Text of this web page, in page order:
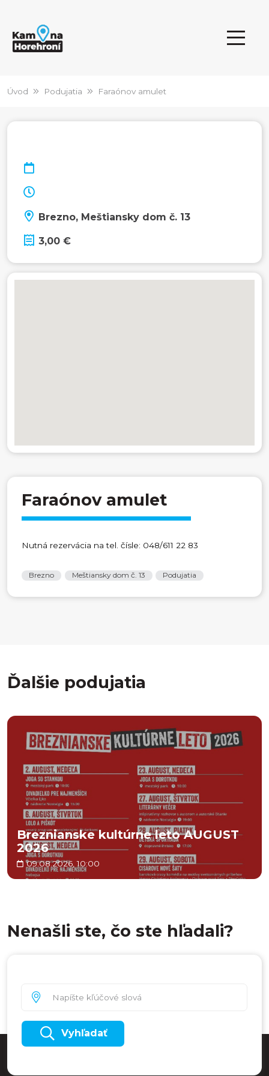
Úvod Podujatia Faraónov amulet
Brezno, Meštiansky dom č. 13
3,00 €
Faraónov amulet
Nutná rezervácia na tel. čísle: 048/611 22 83
Brezno Meštiansky dom č. 13 Podujatia
Ďalšie podujatia
Breznianske kultúrne leto AUGUST
2026
09.08.2026, 10:00
Nenašli ste, čo ste hľadali?
Vyhľadať